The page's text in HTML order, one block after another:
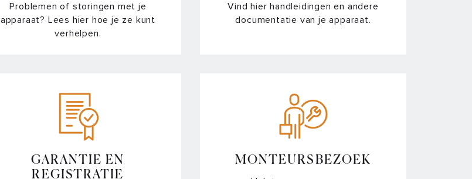
Waarom is de ruit van mijn oven gebarsten of waarom komt deze los?
Waarom stopt mijn magnetron tijdens de bereiding?
Waarom werkt een kookzone niet meer?
Waarom werkt de brander van mijn gaskookplaat niet?
Problemen of storingen met je
apparaat? Lees hier hoe je ze kunt
verhelpen.
Vind hier handleidingen en andere
documentatie van je apparaat.
GARANTIE EN
REGISTRATIE
MONTEURSBEZOEK